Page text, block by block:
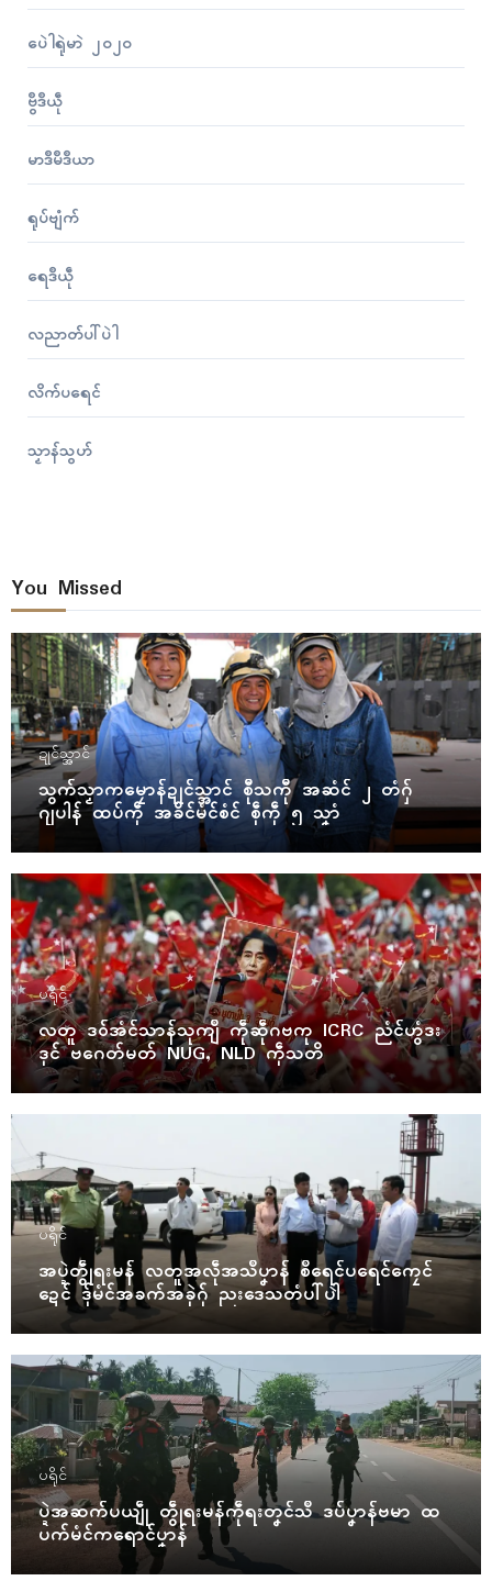
ပေဲါရုဲမာဲ ၂၀၂၀
ဗွဳဒဳယဵု
မာဒဳမဳဒဳယာ
ရုပ်ဗျံက်
ရေဒဳယဵု
လညာတ်ပါ်ပဲါ
လိက်ပရေၚ်
သၟာန်သွဟ်
You Missed
ဍုၚ်သ္အာၚ်
သွက်သၟာကမၠောန်ဍုၚ်သ္အာၚ် စီုသကီု အဆံၚ် ၂ တံဂှ်
ဂျပါန် ထပ်ကဵု အခိၚ်မံၚ်စံၚ် စဵုကဵု ၅ သၞာံ
ပရိုၚ်
လတူ ဒဝ်အံၚ်သာန်သုကျဳ ကဵုဆဵုဂဗကု ICRC ညံၚ်ဟွံဒး
ဒုၚ် ဗဂေတ်မတ် NUG, NLD ကဵုသတိ
ပရိုၚ်
အပ္ဍဲတွဵုရးမန် လတူအလဵုအသဳပၞာန် စဳရေၚ်ပရေၚ်ကၠေၚ်
ဍေၚ် ဒှ်မံၚ်အခက်အခုဲဂှ် ညးဒေသတံပါ်ပါဲ
ပရိုၚ်
ပ္ဍဲအဆက်ပယျဵု တွဵုရးမန်ကဵုရးတၞၚ်သဳ ဒပ်ပၞာန်ဗမာ ထ
ပက်မံၚ်ကရောၚ်ပၞာန်